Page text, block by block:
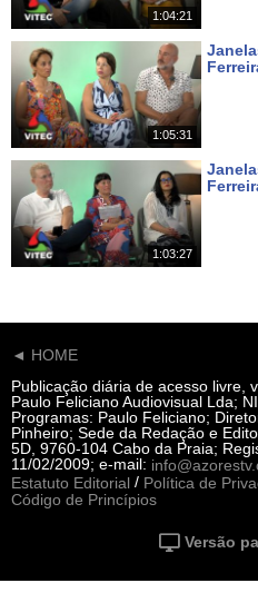
1:04:21
1:05:31
1:03:27
◄ HOME
Publicação diária de acesso livre,
Paulo Feliciano Audiovisual Lda;
Programas: Paulo Feliciano;
Pinheiro; Sede da Redação e
5D, 9760-104 Cabo da Praia;
11/02/2009; e-mail:
Estatuto Editorial / Política de
Código de Princípios
Versão